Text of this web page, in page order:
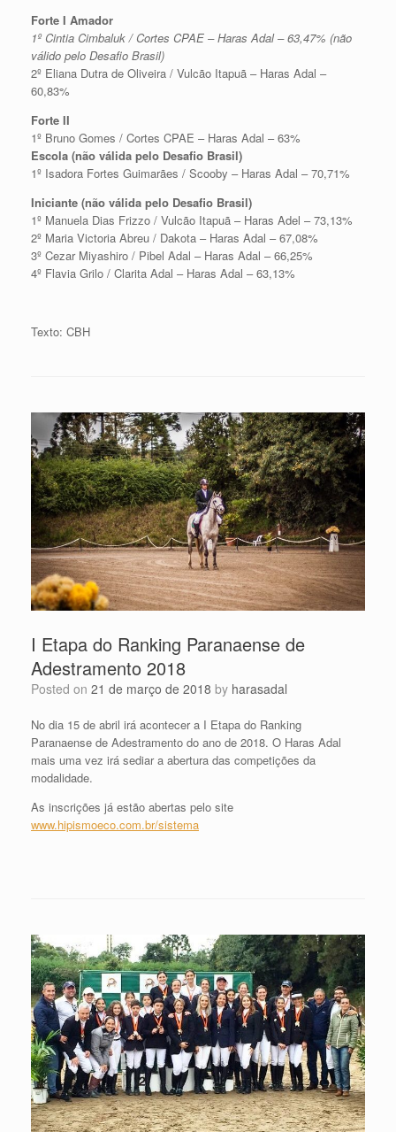
Forte I Amador
1º Cintia Cimbaluk / Cortes CPAE – Haras Adal – 63,47% (não
válido pelo Desafio Brasil)
2º Eliana Dutra de Oliveira / Vulcão Itapuã – Haras Adal –
60,83%
Forte II
1º Bruno Gomes / Cortes CPAE – Haras Adal – 63%
Escola (não válida pelo Desafio Brasil)
1º Isadora Fortes Guimarães / Scooby – Haras Adal – 70,71%
Iniciante (não válida pelo Desafio Brasil)
1º Manuela Dias Frizzo / Vulcão Itapuã – Haras Adel – 73,13%
2º Maria Victoria Abreu / Dakota – Haras Adal – 67,08%
3º Cezar Miyashiro / Pibel Adal – Haras Adal – 66,25%
4º Flavia Grilo / Clarita Adal – Haras Adal – 63,13%
Texto: CBH
I Etapa do Ranking Paranaense de
Adestramento 2018
Posted on 21 de março de 2018 by harasadal
No dia 15 de abril irá acontecer a I Etapa do Ranking
Paranaense de Adestramento do ano de 2018. O Haras Adal
mais uma vez irá sediar a abertura das competições da
modalidade.
As inscrições já estão abertas pelo site
www.hipismoeco.com.br/sistema